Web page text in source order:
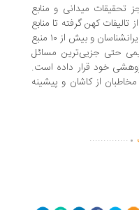
میدانی و منابع
کهن گرفته تا منابع
امروزی را دیده و همچنین از منابع لاتین ایرانشناسان و بیش از ۱۰ منبع
جزیی‌ترین مسائل
قرار داده است.
کاشان و پیشینه